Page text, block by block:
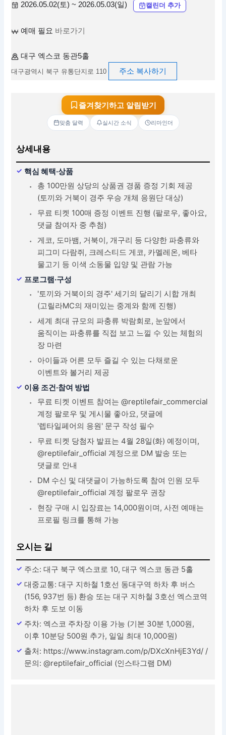
2026.05.02(토) ~ 2026.05.03(일) 캘린더 추가
예매 필요 바로가기
대구 엑스코 동관5홀
대구광역시 북구 유통단지로 110 주소 복사하기
즐겨찾기하고 알림받기
맞춤 달력 실시간 소식 리마인더
상세내용
핵심 혜택·상품
총 100만원 상당의 상품권 경품 증정 기회 제공
(토끼와 거북이 경주 우승 개체 응원단 대상)
무료 티켓 100매 증정 이벤트 진행 (팔로우, 좋아요,
댓글 참여자 중 추첨)
게코, 도마뱀, 거북이, 개구리 등 다양한 파충류와
피그미 다람쥐, 크레스티드 게코, 카멜레온, 베타
물고기 등 이색 소동물 입양 및 관람 가능
프로그램·구성
'토끼와 거북이의 경주' 세기의 달리기 시합 개최
(고릴라MC의 재미있는 중계와 함께 진행)
세계 최대 규모의 파충류 박람회로, 눈앞에서
움직이는 파충류를 직접 보고 느낄 수 있는 체험의
장 마련
아이들과 어른 모두 즐길 수 있는 다채로운
이벤트와 볼거리 제공
이용 조건·참여 방법
무료 티켓 이벤트 참여는 @reptilefair_commercial
계정 팔로우 및 게시물 좋아요, 댓글에
'렙타일페어의 응원' 문구 작성 필수
무료 티켓 당첨자 발표는 4월 28일(화) 예정이며,
@reptilefair_official 계정으로 DM 발송 또는
댓글로 안내
DM 수신 및 대댓글이 가능하도록 참여 인원 모두
@reptilefair_official 계정 팔로우 권장
현장 구매 시 입장료는 14,000원이며, 사전 예매는
프로필 링크를 통해 가능
오시는 길
주소: 대구 북구 엑스코로 10, 대구 엑스코 동관 5홀
대중교통: 대구 지하철 1호선 동대구역 하차 후 버스
(156, 937번 등) 환승 또는 대구 지하철 3호선 엑스코역
하차 후 도보 이동
주차: 엑스코 주차장 이용 가능 (기본 30분 1,000원,
이후 10분당 500원 추가, 일일 최대 10,000원)
출처: https://www.instagram.com/p/DXcXnHjE3Yd/ /
문의: @reptilefair_official (인스타그램 DM)